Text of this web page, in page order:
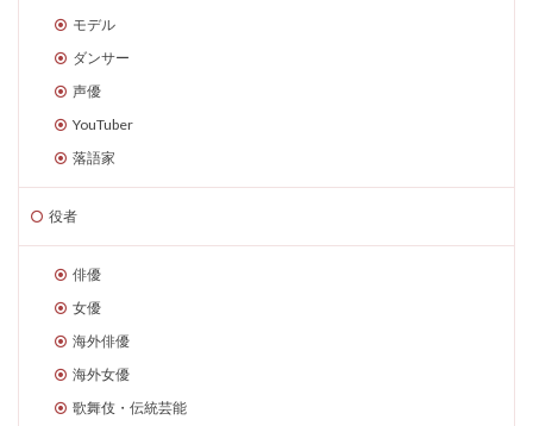
モデル
ダンサー
声優
YouTuber
落語家
役者
俳優
女優
海外俳優
海外女優
歌舞伎・伝統芸能